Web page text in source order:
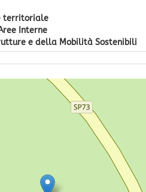
territoriale
Interne
e della Mobilità Sostenibili